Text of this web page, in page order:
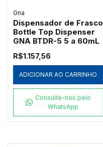
Gna
Dispensador de Frasco
Bottle Top Dispenser
GNA BTDR-5 5 a 60mL
R$1.157,56
ADICIONAR AO CARRINHO
Consulte-nos pelo
WhatsApp